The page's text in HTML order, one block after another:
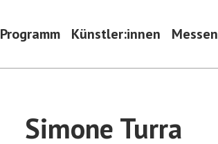
Programm Künstler:innen Messen
Simone Turra